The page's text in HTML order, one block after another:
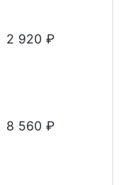
2 920 ₽
8 560 ₽